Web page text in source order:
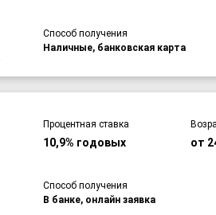
Способ получения
Наличные, банковская карта
Процентная ставка
10,9% годовых от
Способ получения
В банке, онлайн заявка